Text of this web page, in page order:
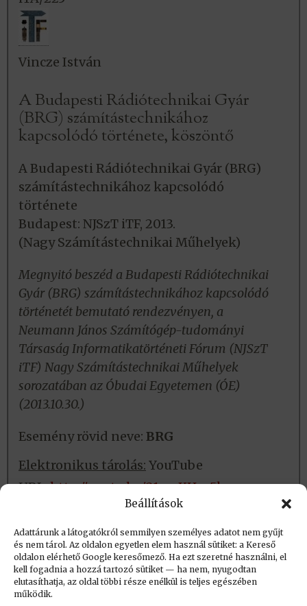
Beállítások
Adattárunk a látogatókról semmilyen személyes adatot nem gyűjt
és nem tárol. Az oldalon egyetlen elem használ sütiket: a Kereső
oldalon elérhető Google keresőmező. Ha ezt szeretné használni, el
kell fogadnia a hozzá tartozó sütiket — ha nem, nyugodtan
elutasíthatja, az oldal többi része enélkül is teljes egészében
működik.
Vincze István
A Budapesti Rádiótechnikai Gyár
(BRG) számítástechnikához
kapcsolódó története, köszöntő
A Budapesti Rádiótechnikai Gyár (BRG)
számítástechnikához kapcsolódó
története
Budapest: NJSzT iTF, 2013.
(Nagy Számítástechnikai Műhelyek)
Megnyitó beszéd a Budapesti Rádiótechnikai
Gyár (BRG) számítástechnikához kapcsolódó
történetét bemutató rendezvényen, a
Neumann János Számítógép-tudományi
Társaság Informatikatörténeti Fórum (NJSzT
iTF) Nagy Számítástechnikai Műhelyek
sorozatában az Óbudai Egyetemen (ÓE)
(2013.10.30.)
Esemény rövid neve: BRG
Elektronikus tárolás: YouTube
URL:http://youtu.be/21y-xKHzc5k
Létrehozva: 2016.06.23. 09:27
Utolsó módosítás: 2023.09.01. 20:36